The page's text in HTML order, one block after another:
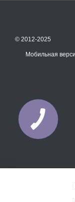
© 2012-2025
Мобильная